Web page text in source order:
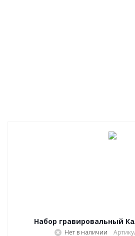
Набор гравировальный
Нет в наличии